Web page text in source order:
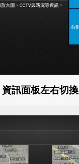
資訊面板左右切換